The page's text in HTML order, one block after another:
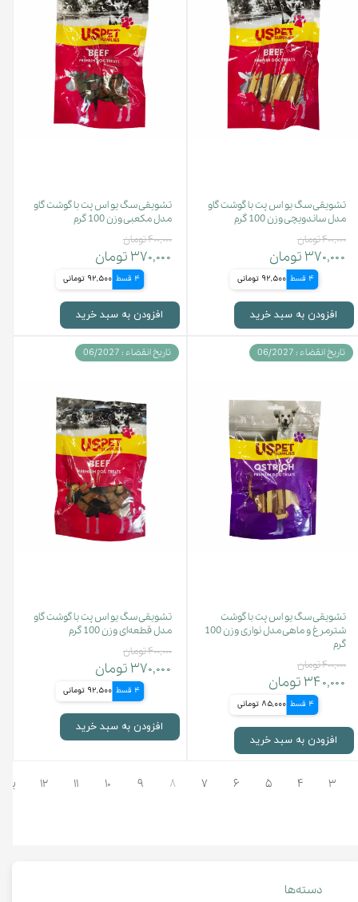
دسته‌ها
تشویقی سگ یو اس پت با گوشت گاو
مدل ساندویچی وزن 100 گرم
۴۰۰,۰۰۰ تومان
۳۷۰,۰۰۰ تومان
4 قسط 92,500 تومانی
افزودن به سبد خرید
تشویقی سگ یو اس پت با گوشت گاو
مدل مکعبی وزن 100 گرم
۴۰۰,۰۰۰ تومان
۳۷۰,۰۰۰ تومان
4 قسط 92,500 تومانی
افزودن به سبد خرید
تشویقی سگ یو اس پت با گوشت
شترمرغ و ماهی مدل نواری وزن 100
گرم
۴۰۰,۰۰۰ تومان
۳۴۰,۰۰۰ تومان
4 قسط 85,000 تومانی
افزودن به سبد خرید
تاریخ انقضاء : 06/2027
تشویقی سگ یو اس پت با گوشت گاو
مدل قطعه‌ای وزن 100 گرم
۴۰۰,۰۰۰ تومان
۳۷۰,۰۰۰ تومان
4 قسط 92,500 تومانی
افزودن به سبد خرید
تاریخ انقضاء : 06/2027
۳ ۴ ۵ ۶ ۷ ۸ ۹ ۱۰ ۱۱ ۱۲